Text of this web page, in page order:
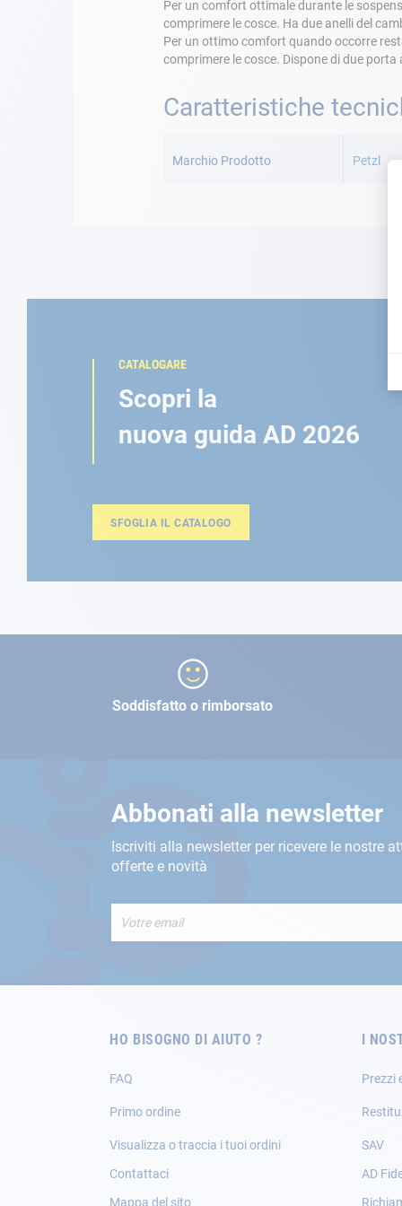
Per un comfort ottimale durante le
comprimere le cosce. Ha due anelli del
Per un ottimo comfort quando occorre
comprimere le cosce. Dispone di due
Caratteristiche
Informazioni
Marchio Prodotto Petzl
CATALOGARE
Scopri la
nuova guida AD 2026
SFOGLIA IL CATALOGO
Soddisfatto o rimborsato
Abbonati alla newsletter
Iscriviti alla newsletter per ricevere le nostre
offerte e novità
alla
HO BISOGNO DI AIUTO ?
FAQ
Primo ordine
Visualizza o traccia i tuoi ordini
Contattaci
Mappa del sito
I
Prezzi
SAV
AD